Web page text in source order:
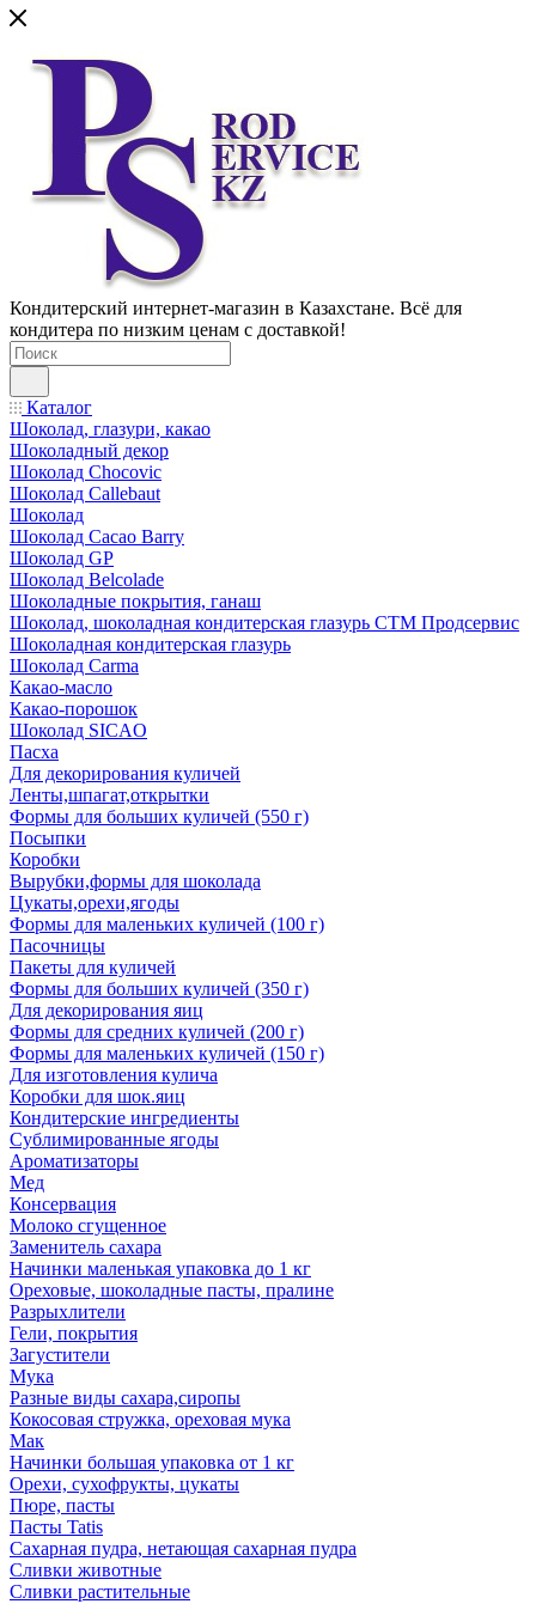
Кондитерский интернет-магазин в Казахстане. Всё для
кондитера по низким ценам с доставкой!
Каталог
Шоколад, глазури, какао
Шоколадный декор
Шоколад Chocovic
Шоколад Callebaut
Шоколад
Шоколад Cacao Barry
Шоколад GP
Шоколад Belcolade
Шоколадные покрытия, ганаш
Шоколад, шоколадная кондитерская глазурь СТМ Продсервис
Шоколадная кондитерская глазурь
Шоколад Carma
Какао-масло
Какао-порошок
Шоколад SICAO
Пасха
Для декорирования куличей
Ленты,шпагат,открытки
Формы для больших куличей (550 г)
Посыпки
Коробки
Вырубки,формы для шоколада
Цукаты,орехи,ягоды
Формы для маленьких куличей (100 г)
Пасочницы
Пакеты для куличей
Формы для больших куличей (350 г)
Для декорирования яиц
Формы для средних куличей (200 г)
Формы для маленьких куличей (150 г)
Для изготовления кулича
Коробки для шок.яиц
Кондитерские ингредиенты
Сублимированные ягоды
Ароматизаторы
Мед
Консервация
Молоко сгущенное
Заменитель сахара
Начинки маленькая упаковка до 1 кг
Ореховые, шоколадные пасты, пралине
Разрыхлители
Гели, покрытия
Загустители
Мука
Разные виды сахара,сиропы
Кокосовая стружка, ореховая мука
Мак
Начинки большая упаковка от 1 кг
Орехи, сухофрукты, цукаты
Пюре, пасты
Пасты Tatis
Сахарная пудра, нетающая сахарная пудра
Сливки животные
Сливки растительные